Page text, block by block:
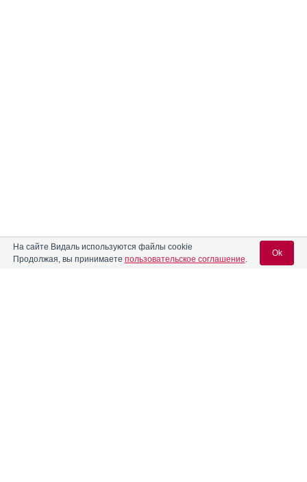
На сайте Видаль используются файлы cookie
Продолжая, вы принимаете пользовательское соглашение.
Ok